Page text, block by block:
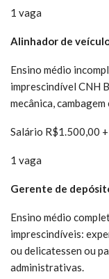
1 vaga
Alinhador de
Ensino médio
imprescindível CNH
mecânica,
Salário R$1.500,00
1 vaga
Gerente de
Ensino médio
imprescindíveis:
ou delicatessen ou
administrativas.